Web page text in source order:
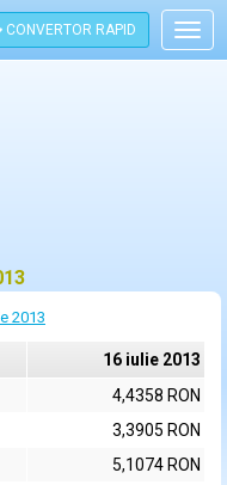
CONVERTOR RAPID
2013
16 iulie 2013
4,4358 RON
3,3905 RON
5,1074 RON